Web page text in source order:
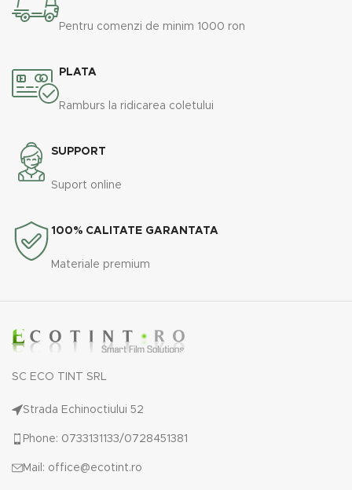
Pentru comenzi de minim 1000 ron
PLATA
Ramburs la ridicarea coletului
SUPPORT
Suport online
100% CALITATE GARANTATA
Materiale premium
SC ECO TINT SRL
Strada Echinoctiului 52
Phone: 0733131133/0728451381
Mail: office@ecotint.ro